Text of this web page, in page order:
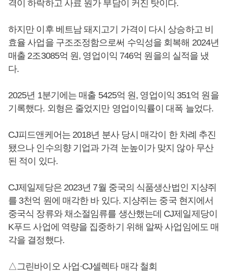
격이 하락하고 사료 원가 부담이 커진 탓이다.
하지만 이후 베트남 돼지고기 가격이 다시 상승하고 비
효율 사업을 구조조정함으로써 수익성을 회복해 2024년
매출 2조3085억 원, 영업이익 746억 원을의 실적을 냈
다.
2025년 1분기에는 매출 5425억 원, 영업이익 351억 원을
기록했다. 외형은 줄었지만 영업이익률이 대폭 늘었다.
CJ피드앤케어는 2018년 분사 당시 매각이 한 차례 추진
됐으나 인수의향 기업과 가격 눈높이가 맞지 않아 무산
된 적이 있다.
CJ제일제당은 2023년 7월 중국의 식품생산법인 지샹쥐
를 3천억 원에 매각한 바 있다. 지샹쥐는 중국 현지에서
중국식 장류와 채소절임류를 생산했는데 CJ제일제당이
K푸드 사업에 역량을 집중하기 위해 알짜 사업임에도 매
각을 결정했다.
△그린바이오 사업·CJ셀렉타 매각 철회